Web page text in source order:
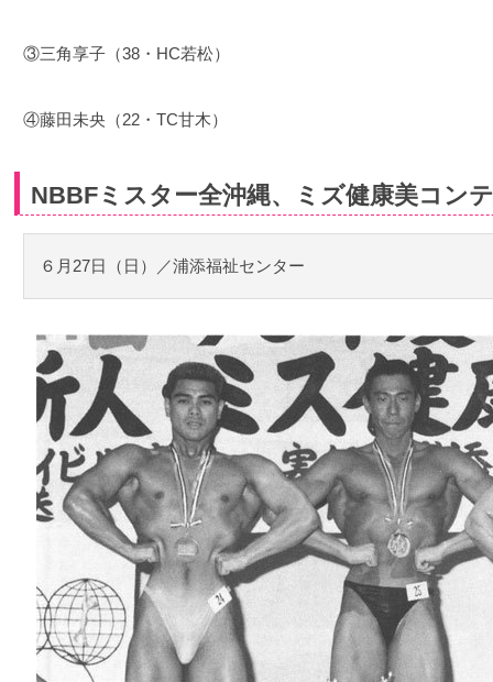
③三角享子（38・HC若松）
④藤田未央（22・TC甘木）
NBBFミスター全沖縄、ミズ健康美コン
６月27日（日）／浦添福祉センター